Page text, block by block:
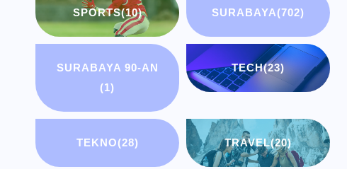
SPORTS(10) SURABAYA(702)
SURABAYA 90-AN
(1)
TECH(23)
TEKNO(28) TRAVEL(20)